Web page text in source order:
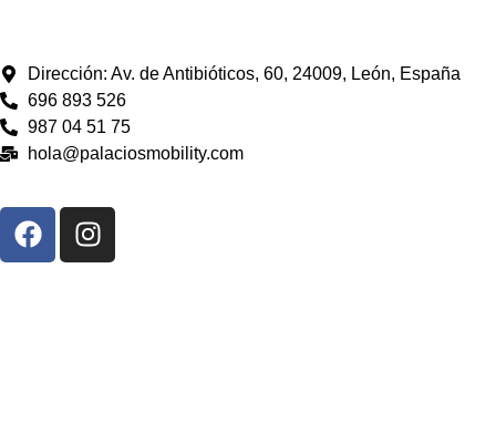
Dirección: Av. de Antibióticos, 60, 24009, León, España
696 893 526
987 04 51 75
hola@palaciosmobility.com